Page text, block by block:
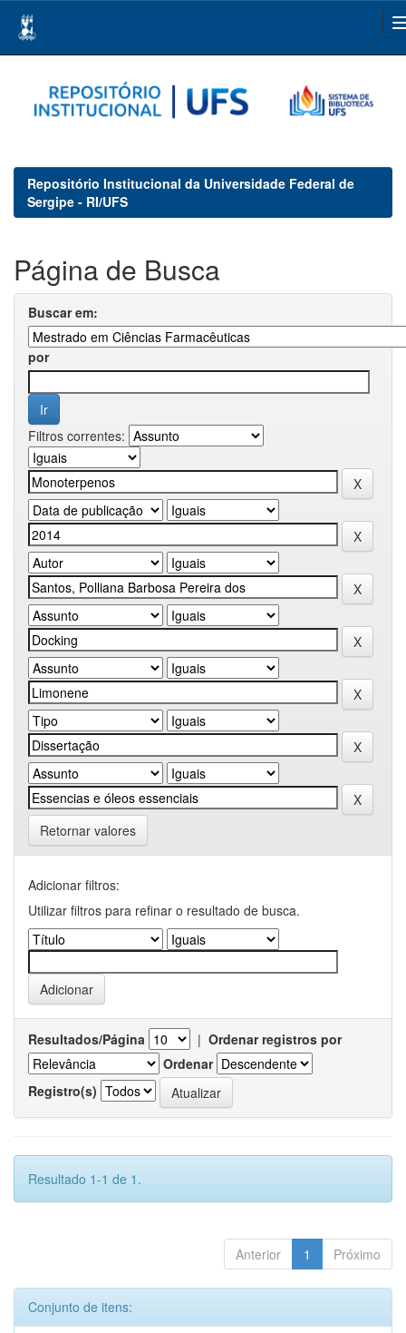
navigation
Repositório Institucional da Universidade Federal de
Sergipe - RI/UFS
Página de Busca
Buscar em:
por
Filtros correntes:
Retornar valores
Adicionar filtros:
Utilizar filtros para refinar o resultado de busca.
Resultados/Página | Ordenar registros por
Ordenar
Registro(s)
Resultado 1-1 de 1.
Anterior 1 Próximo
Conjunto de itens: